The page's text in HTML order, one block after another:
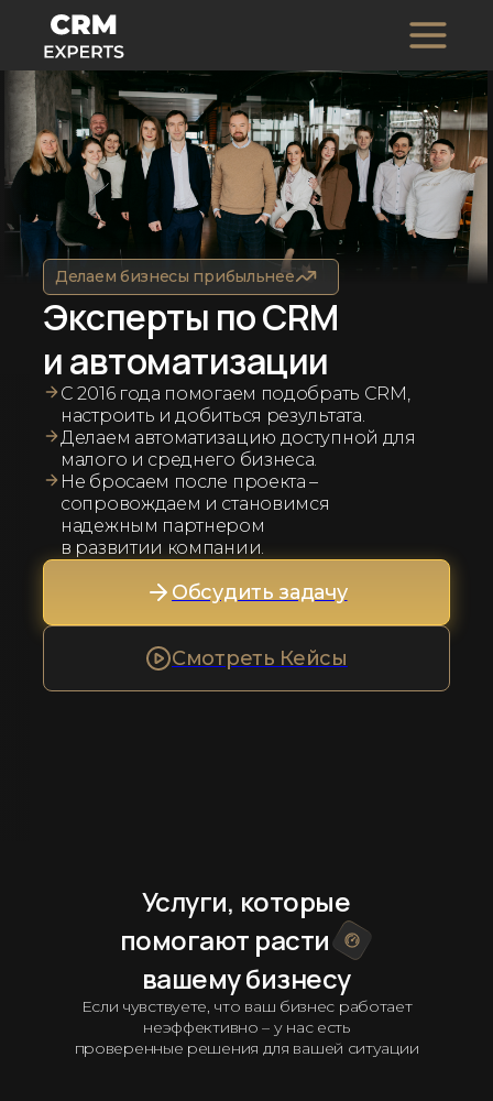
Делаем бизнесы прибыльнее
Эксперты по CRM
и автоматизации
С 2016 года помогаем подобрать CRM,
настроить и добиться результата.
Делаем автоматизацию доступной для
малого и среднего бизнеса.
Не бросаем после проекта –
сопровождаем и становимся
надежным партнером
в развитии компании.
Обсудить задачу
Смотреть Кейсы
Услуги, которые
помогают расти
вашему бизнесу
Если чувствуете, что ваш бизнес работает
неэффективно – у нас есть
проверенные решения для вашей ситуации